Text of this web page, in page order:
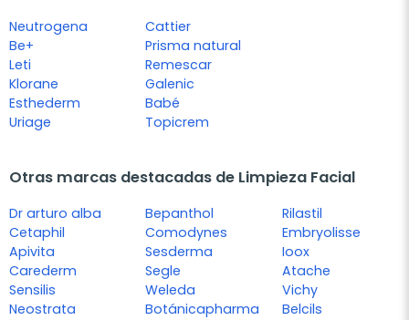
Neutrogena
Be+
Leti
Klorane
Esthederm
Uriage
Cattier
Prisma natural
Remescar
Galenic
Babé
Topicrem
Otras marcas destacadas de Limpieza Facial
Dr arturo alba
Cetaphil
Apivita
Carederm
Sensilis
Neostrata
Bepanthol
Comodynes
Sesderma
Segle
Weleda
Botánicapharma
Rilastil
Embryolisse
Ioox
Atache
Vichy
Belcils